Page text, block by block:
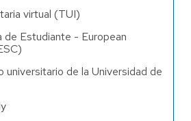
virtual (TUI)
de Estudiante - European
universitario de la Universidad de